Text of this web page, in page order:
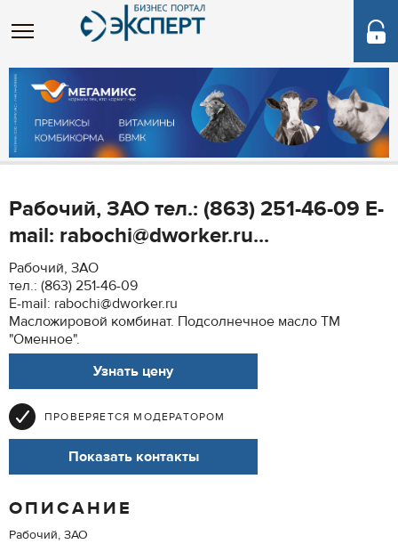
Рабочий, ЗАО тел.: (863) 251-46-09 E-
mail: rabochi@dworker.ru...
Рабочий, ЗАО
тел.: (863) 251-46-09
E-mail: rabochi@dworker.ru
Масложировой комбинат. Подсолнечное масло ТМ
"Оменное".
Узнать цену
ПРОВЕРЯЕТСЯ МОДЕРАТОРОМ
Показать контакты
ОПИСАНИЕ
Рабочий, ЗАО